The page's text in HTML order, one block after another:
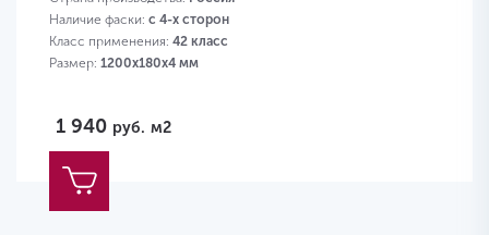
Наличие фаски: с 4-х сторон
Класс применения: 42 класс
Размер: 1200х180х4 мм
1 940 руб. м2